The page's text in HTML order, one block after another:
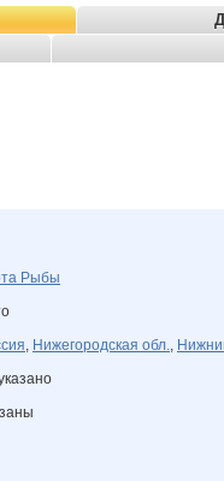
Рыбы
, Нижегородская обл.,